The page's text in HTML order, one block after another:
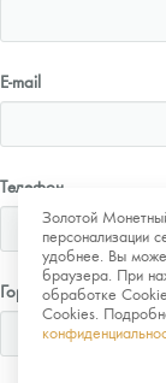
Золотой
персонализации
удобнее. Вы
браузера. При
обработке
Cookies.
E-mail
Телефон
Город